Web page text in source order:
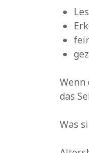
Wenn
das
Was